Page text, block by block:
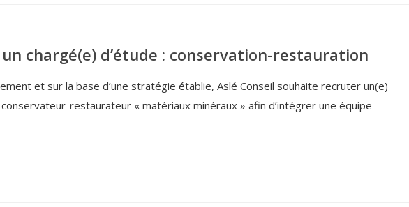
chargé(e) d’étude : conservation-restauration
et sur la base d’une stratégie établie, Aslé Conseil souhaite recruter un(e)
restaurateur « matériaux minéraux » afin d’intégrer une équipe